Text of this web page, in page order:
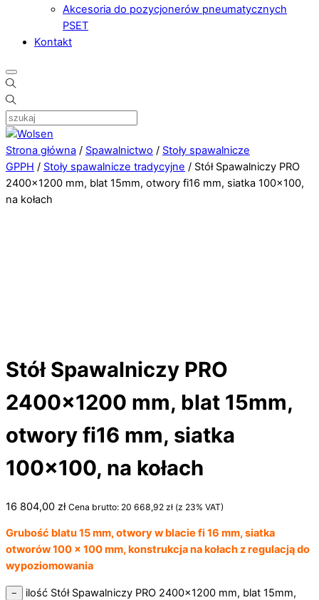
Akcesoria do pozycjonerów pneumatycznych
PSET
Kontakt
Strona główna / Spawalnictwo / Stoły spawalnicze
GPPH / Stoły spawalnicze tradycyjne / Stół Spawalniczy PRO
2400×1200 mm, blat 15mm, otwory fi16 mm, siatka 100×100,
na kołach
Stół Spawalniczy PRO
2400×1200 mm, blat 15mm,
otwory fi16 mm, siatka
100×100, na kołach
16 804,00 zł Cena brutto: 20 668,92 zł (z 23% VAT)
Grubość blatu 15 mm, otwory w blacie fi 16 mm, siatka
otworów 100 x 100 mm, konstrukcja na kołach z regulacją do
wypoziomowania
−
ilość Stół Spawalniczy PRO 2400x1200 mm, blat 15mm,